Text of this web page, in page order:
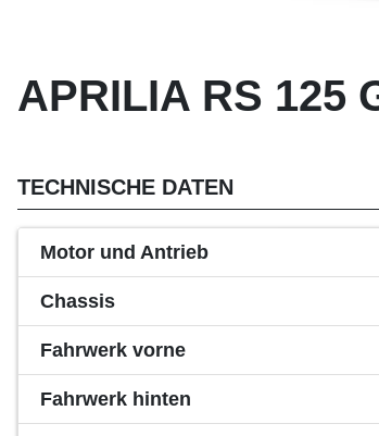
APRILIA RS 125
TECHNISCHE DATEN
Motor und Antrieb
Chassis
Fahrwerk vorne
Fahrwerk hinten